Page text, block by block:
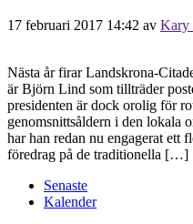
17 februari 2017 14:42 av Kary
Nästa år firar Landskrona-
är Björn Lind som tillträder
presidenten är dock orolig för
genomsnittsåldern i den lokala
har han redan nu engagerat ett
föredrag på de traditionella […]
Senaste
Kalender